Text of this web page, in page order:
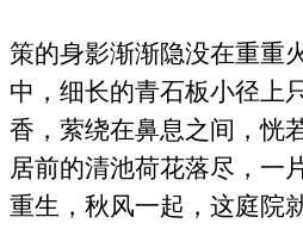
策的身影渐渐隐没在重重
中，细长的青石板小径上
香，萦绕在鼻息之间，恍
居前的清池荷花落尽，一
重生，秋风一起，这庭院